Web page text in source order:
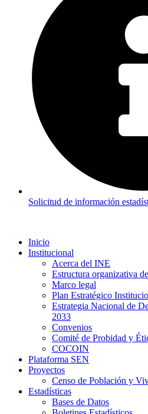
Solicitud de información
Inicio
Institucional
Acerca del INE
Estructura organizativa
Marco legal
Plan Estratégico
Estrategia Nacional de
2033
Convenios
Comité de Probidad y
COCOIN
Plataforma SEN
Proyectos
Censo de Población y
Estadísticas
Bases de Datos